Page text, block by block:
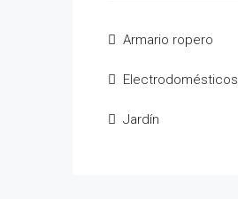
Armario ropero
Electrodomésticos
Jardín